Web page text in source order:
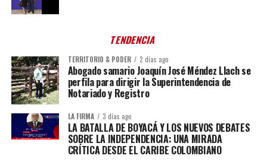
TENDENCIA
TERRITORIO & PODER 2 días ago
Abogado samario Joaquín José Méndez Llach se
perfila para dirigir la Superintendencia de
Notariado y Registro
LA FIRMA 3 días ago
LA BATALLA DE BOYACÁ Y LOS NUEVOS DEBATES
SOBRE LA INDEPENDENCIA: UNA MIRADA
CRÍTICA DESDE EL CARIBE COLOMBIANO